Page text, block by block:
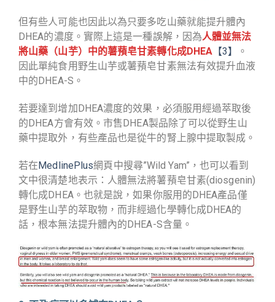
但有些人可能也因此以為只要多吃山藥就能提升體內
DHEA的濃度。實際上這是一種誤解，因為人體並無法
將山藥（山芋）中的薯蕷皂甘素轉化成DHEA 【3】
。
因此單純食用野生山芋或薯蕷皂甘素無法有效提升血液
中的DHEA-S​。
若要達到增加DHEA濃度的效果，必須服用經過萃取後
的DHEA方會有效。市售DHEA製品除了可以從野生山
藥中提取外，有些產品也是從牛的腎上腺中提取製成。
若在MedlinePlus網頁中搜尋”Wild Yam”，也可以看到
文中很清楚地表示：人體無法將薯蕷皂甘素(diosgenin)
轉化成DHEA。也就是說，如果你服用的DHEA產品僅
是野生山芋的萃取物，而非經過化學轉化成DHEA的
話，根本無法提升體內的DHEA-S含量。